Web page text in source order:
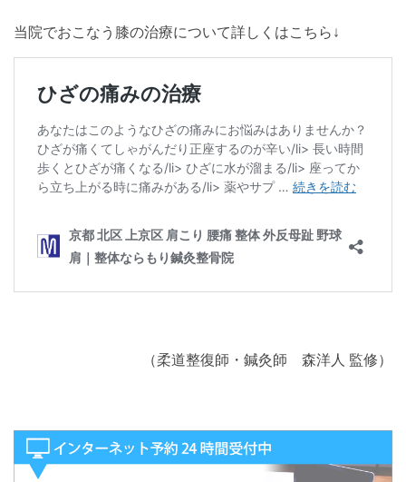
当院でおこなう膝の治療について詳しくはこちら↓
（柔道整復師・鍼灸師 森洋人 監修）